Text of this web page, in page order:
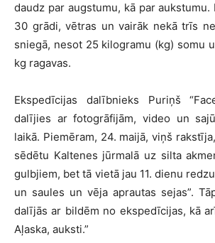
daudz par augstumu, kā par
30 grādi, vētras un vairāk nekā trīs
sniegā, nesot 25 kilogramu (kg) somu
kg ragavas.
Ekspedīcijas dalībnieks Puriņš
dalījies ar fotogrāfijām, video un
laikā. Piemēram, 24. maijā, viņš
sēdētu Kaltenes jūrmalā uz silta
gulbjiem, bet tā vietā jau 11. dienu
un saules un vēja aprautas sejas”.
dalījās ar bildēm no ekspedīcijas, kā
Aļaska, auksti.”